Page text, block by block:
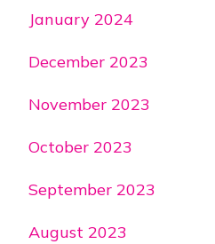
January 2024
December 2023
November 2023
October 2023
September 2023
August 2023